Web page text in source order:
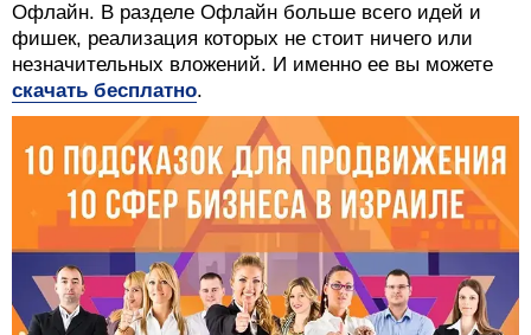
Офлайн. В разделе Офлайн больше всего идей и
фишек, реализация которых не стоит ничего или
незначительных вложений. И именно ее вы можете
скачать бесплатно.